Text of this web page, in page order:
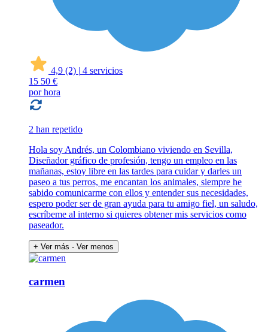
4,9 (2) | 4 servicios
15 50 €
por hora
2 han repetido
Hola soy Andrés, un Colombiano viviendo en Sevilla,
Diseñador gráfico de profesión, tengo un empleo en las
mañanas, estoy libre en las tardes para cuidar y darles un
paseo a tus perros, me encantan los animales, siempre he
sabido comunicarme con ellos y entender sus necesidades,
espero poder ser de gran ayuda para tu amigo fiel, un saludo,
escríbeme al interno si quieres obtener mis servicios como
paseador.
+ Ver más - Ver menos
carmen